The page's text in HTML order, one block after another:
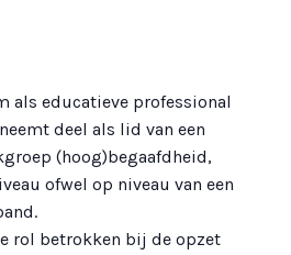
als educatieve professional
deel als lid van een
(hoog)begaafdheid,
ofwel op niveau van een
rol betrokken bij de opzet